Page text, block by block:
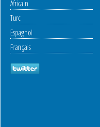
Africain
Turc
Espagnol
Français